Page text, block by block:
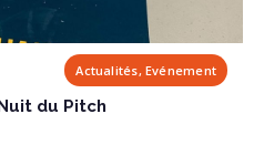
Actualités, Evénement
du Pitch